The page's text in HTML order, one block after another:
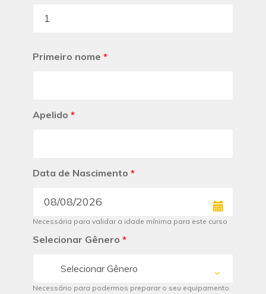
Primeiro nome *
Apelido *
Data de Nascimento *
Necessária para validar a idade mínima para este curso
Selecionar Gênero *
Selecionar Gênero
Necessário para podermos preparar o seu equipamento